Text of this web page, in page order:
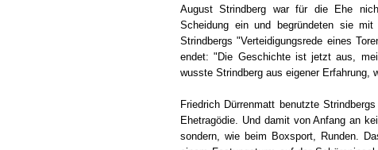
August Strindberg war für die Ehe
Scheidung ein und begründeten sie
Strindbergs "Verteidigungsrede eines
endet: "Die Geschichte ist jetzt aus,
wusste Strindberg aus eigener Erfahrung,
Friedrich Dürrenmatt benutzte
Ehetragödie. Und damit von Anfang an
sondern, wie beim Boxsport, Runden.